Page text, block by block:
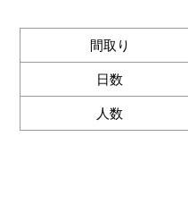
間取り
日数
人数